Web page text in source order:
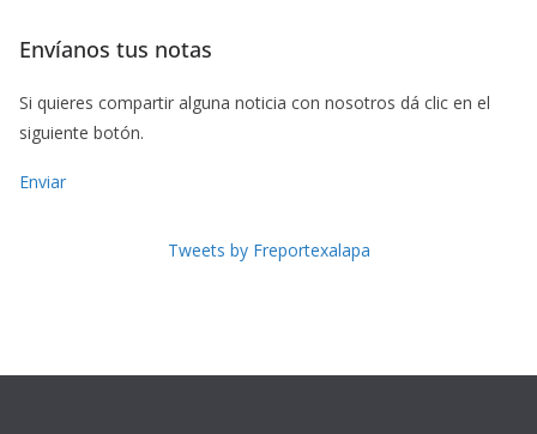
Envíanos tus notas
Si quieres compartir alguna noticia con nosotros dá clic en el
siguiente botón.
Enviar
Tweets by Freportexalapa